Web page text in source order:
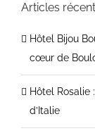
Articles
Hôtel Bijou
cœur de
Hôtel
d’Italie